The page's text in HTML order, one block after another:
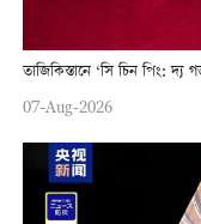
তাজিকিস্তানে ‘সি চিন পিং: দ্য
07-Aug-2026